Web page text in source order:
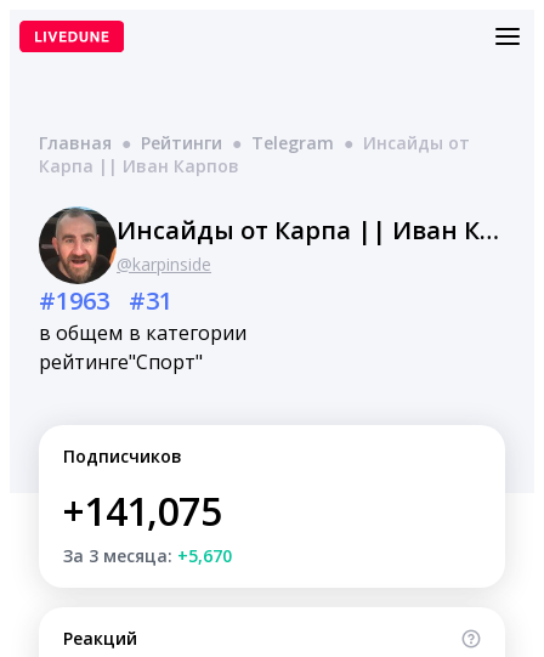
Перейти
Главная ● Рейтинги ● Telegram ● Инсайды от
Карпа || Иван Карпов
Инсайды от Карпа || Иван Карпов
@karpinside
#1963
в общем
рейтинге
#31
в категории
"Спорт"
Подписчиков
+141,075
За 3 месяца: +5,670
Реакций